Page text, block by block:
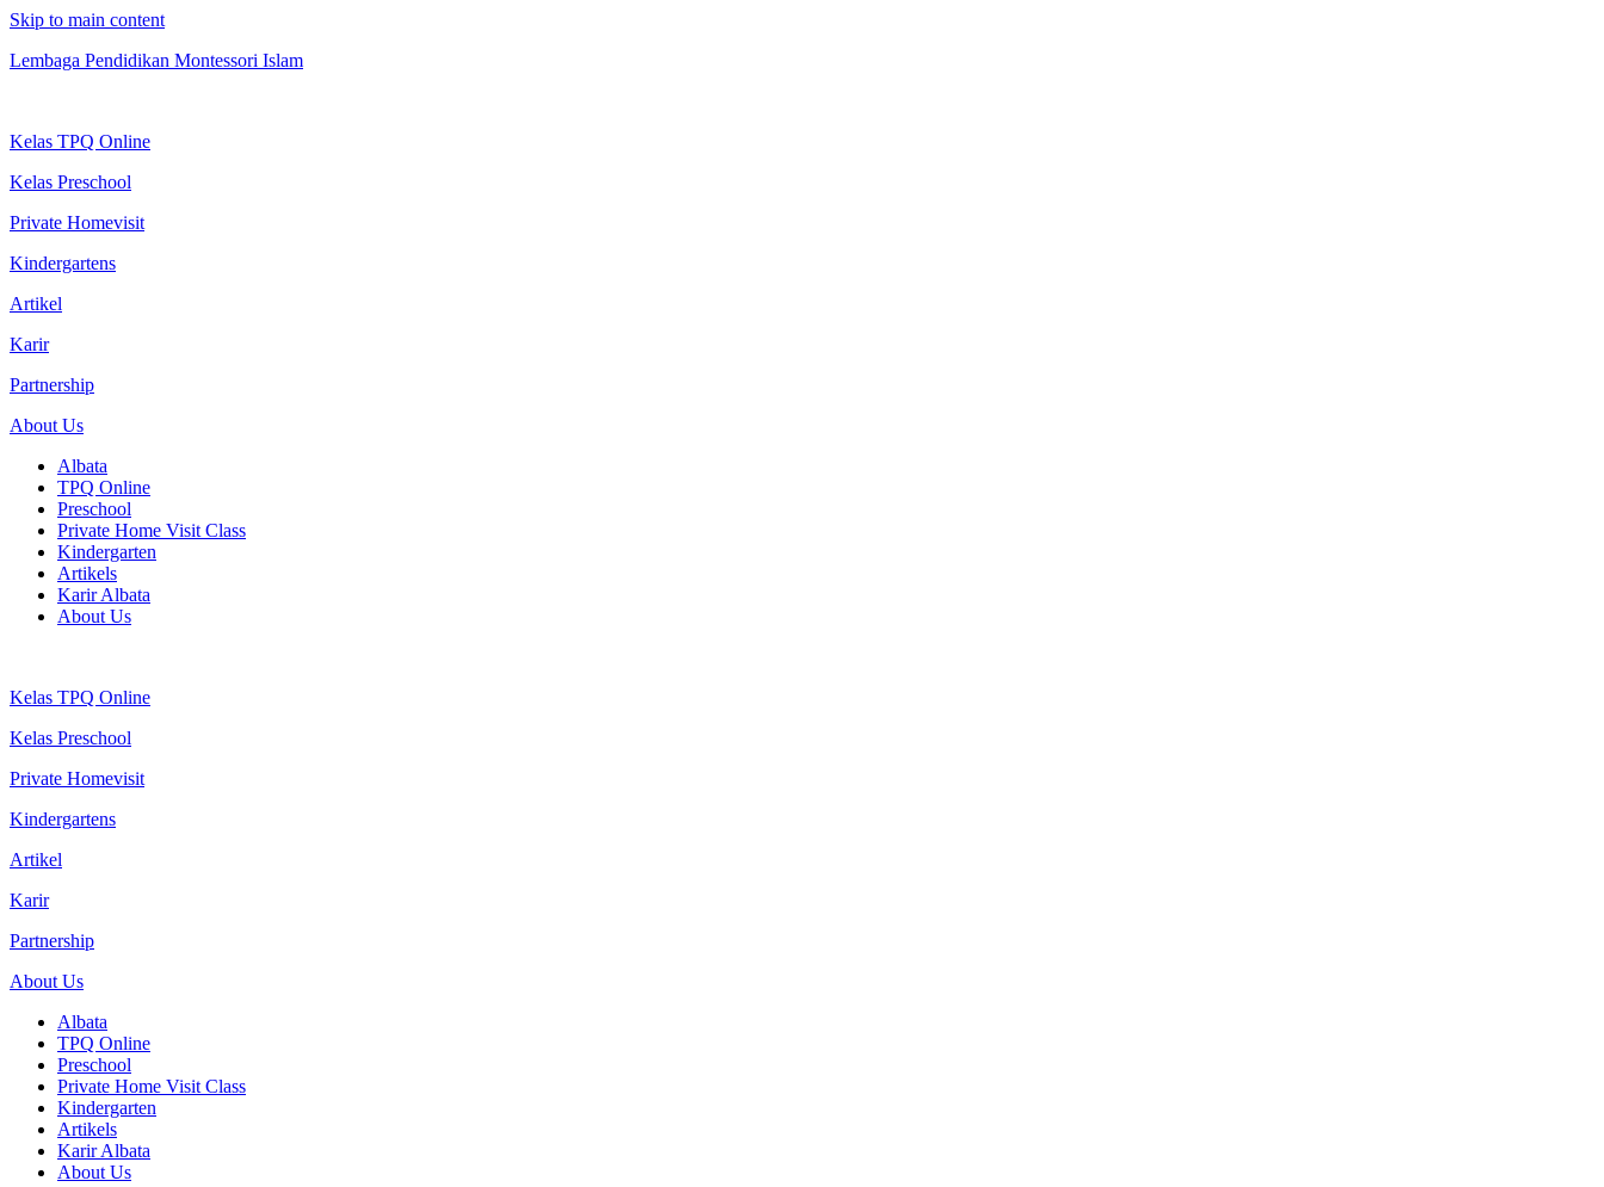
Skip to main content
Lembaga Pendidikan Montessori Islam
Kelas TPQ Online
Kelas Preschool
Private Homevisit
Kindergartens
Artikel
Karir
Partnership
About Us
Albata
TPQ Online
Preschool
Private Home Visit Class
Kindergarten
Artikels
Karir Albata
About Us
Kelas TPQ Online
Kelas Preschool
Private Homevisit
Kindergartens
Artikel
Karir
Partnership
About Us
Albata
TPQ Online
Preschool
Private Home Visit Class
Kindergarten
Artikels
Karir Albata
About Us